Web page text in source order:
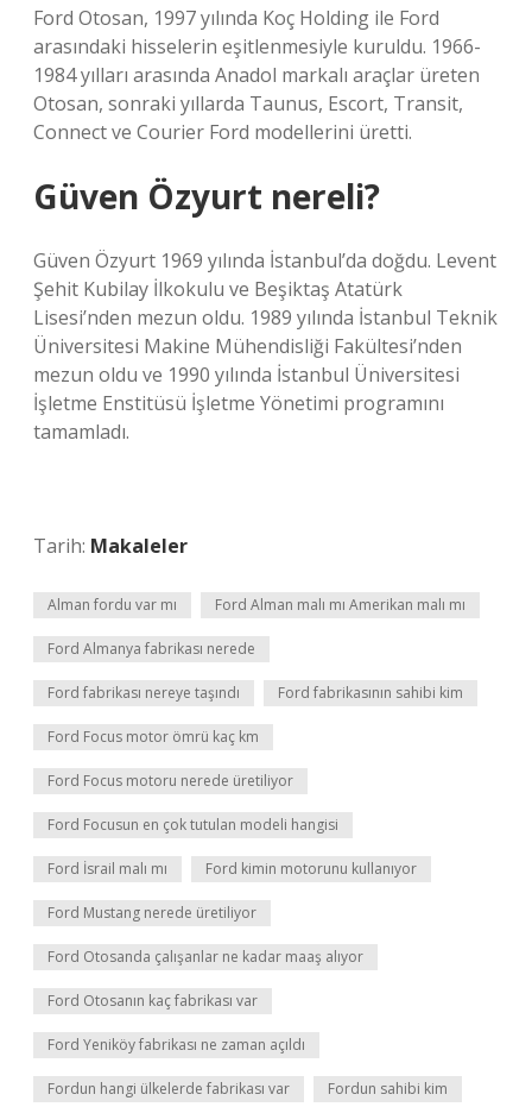
Ford Otosan, 1997 yılında Koç Holding ile Ford
arasındaki hisselerin eşitlenmesiyle kuruldu. 1966-
1984 yılları arasında Anadol markalı araçlar üreten
Otosan, sonraki yıllarda Taunus, Escort, Transit,
Connect ve Courier Ford modellerini üretti.
Güven Özyurt nereli?
Güven Özyurt 1969 yılında İstanbul’da doğdu. Levent
Şehit Kubilay İlkokulu ve Beşiktaş Atatürk
Lisesi’nden mezun oldu. 1989 yılında İstanbul Teknik
Üniversitesi Makine Mühendisliği Fakültesi’nden
mezun oldu ve 1990 yılında İstanbul Üniversitesi
İşletme Enstitüsü İşletme Yönetimi programını
tamamladı.
Tarih: Makaleler
Alman fordu var mı Ford Alman malı mı Amerikan malı mı
Ford Almanya fabrikası nerede
Ford fabrikası nereye taşındı Ford fabrikasının sahibi kim
Ford Focus motor ömrü kaç km
Ford Focus motoru nerede üretiliyor
Ford Focusun en çok tutulan modeli hangisi
Ford İsrail malı mı Ford kimin motorunu kullanıyor
Ford Mustang nerede üretiliyor
Ford Otosanda çalışanlar ne kadar maaş alıyor
Ford Otosanın kaç fabrikası var
Ford Yeniköy fabrikası ne zaman açıldı
Fordun hangi ülkelerde fabrikası var Fordun sahibi kim